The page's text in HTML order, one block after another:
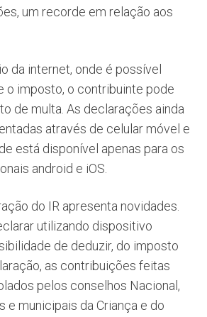
um recorde em relação aos
da internet, onde é possível
o imposto, o contribuinte pode
de multa. As declarações ainda
através de celular móvel e
está disponível apenas para os
android e iOS.
do IR apresenta novidades.
utilizando dispositivo
de deduzir, do imposto
as contribuições feitas
pelos conselhos Nacional,
e municipais da Criança e do